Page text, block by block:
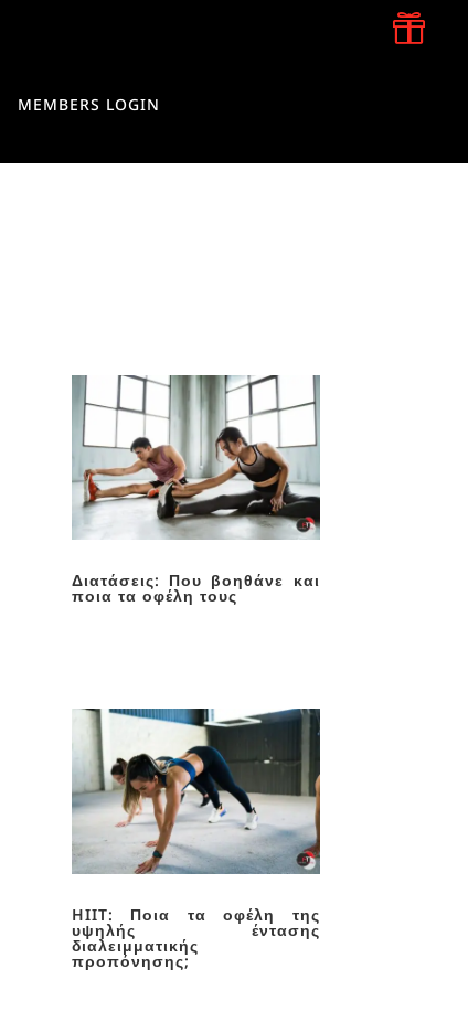

MEMBERS LOGIN
Διατάσεις: Που βοηθάνε και
ποια τα οφέλη τους
HIIT: Ποια τα οφέλη της
υψηλής έντασης
διαλειμματικής
προπόνησης;